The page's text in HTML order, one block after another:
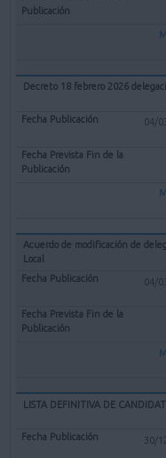
Decreto 18 febrero 2026
04/
Acuerdo de modificación de
Local
04/
LISTA DEFINITIVA DE
30/